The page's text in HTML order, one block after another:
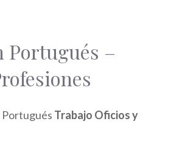
Portugués –
Portugués Trabajo Oficios y